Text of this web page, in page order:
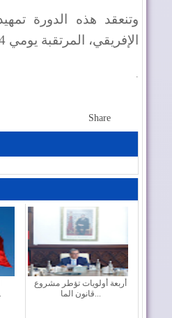
وتنعقد هذه الدورة
الإفريقي، المرتقبة يومي 14 و15 فبراير الجاري
.
Share
أربعة أولويات تؤطر مشروع
قانون الما...